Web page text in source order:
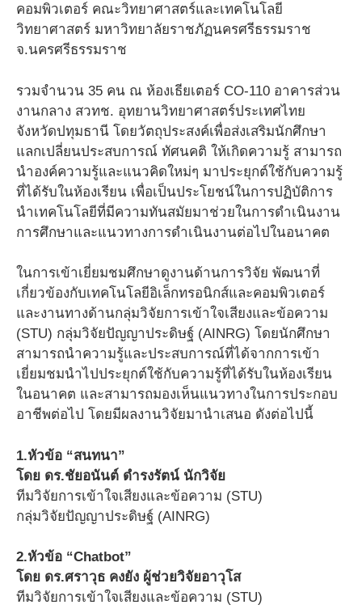
คอมพิวเตอร์ คณะวิทยาศาสตร์และเทคโนโลยี
วิทยาศาสตร์ มหาวิทยาลัยราชภัฏนครศรีธรรมราช
จ.นครศรีธรรมราช
รวมจำนวน 35 คน ณ ห้องเธียเตอร์ CO-110 อาคารส่วน
งานกลาง สวทช. อุทยานวิทยาศาสตร์ประเทศไทย
จังหวัดปทุมธานี โดยวัตถุประสงค์เพื่อส่งเสริมนักศึกษา
แลกเปลี่ยนประสบการณ์ ทัศนคติ ให้เกิดความรู้ สามารถ
นำองค์ความรู้และแนวคิดใหม่ๆ มาประยุกต์ใช้กับความรู้
ที่ได้รับในห้องเรียน เพื่อเป็นประโยชน์ในการปฏิบัติการ
นำเทคโนโลยีที่มีความทันสมัยมาช่วยในการดำเนินงาน
การศึกษาและแนวทางการดำเนินงานต่อไปในอนาคต
ในการเข้าเยี่ยมชมศึกษาดูงานด้านการวิจัย พัฒนาที่
เกี่ยวข้องกับเทคโนโลยีอิเล็กทรอนิกส์และคอมพิวเตอร์
และงานทางด้านกลุ่มวิจัยการเข้าใจเสียงและข้อความ
(STU) กลุ่มวิจัยปัญญาประดิษฐ์ (AINRG) โดยนักศึกษา
สามารถนำความรู้และประสบการณ์ที่ได้จากการเข้า
เยี่ยมชมนำไปประยุกต์ใช้กับความรู้ที่ได้รับในห้องเรียน
ในอนาคต และสามารถมองเห็นแนวทางในการประกอบ
อาชีพต่อไป โดยมีผลงานวิจัยมานำเสนอ ดังต่อไปนี้
1.หัวข้อ “สนทนา”
โดย ดร.ชัยอนันต์ ดำรงรัตน์ นักวิจัย
ทีมวิจัยการเข้าใจเสียงและข้อความ (STU)
กลุ่มวิจัยปัญญาประดิษฐ์ (AINRG)
2.หัวข้อ “Chatbot”
โดย ดร.ศราวุธ คงยัง ผู้ช่วยวิจัยอาวุโส
ทีมวิจัยการเข้าใจเสียงและข้อความ (STU)